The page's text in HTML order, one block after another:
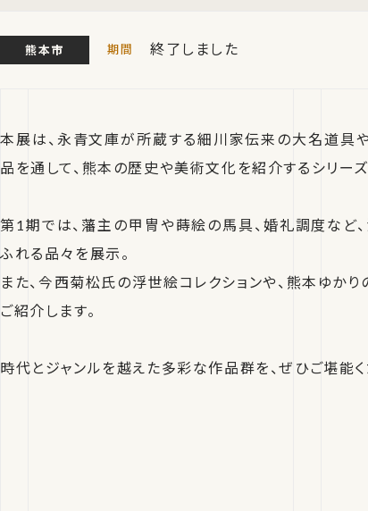
熊本市 終了しました
本展は、永青文庫が所蔵する細川家伝来の大名道具
品を通して、熊本の歴史や美術文化を紹介するシリーズ
第1期では、藩主の甲冑や蒔絵の馬具、婚礼調度など
ふれる品々を展示。
また、今西菊松氏の浮世絵コレクションや、熊本ゆか
ご紹介します。
時代とジャンルを越えた多彩な作品群を、ぜひご堪能く